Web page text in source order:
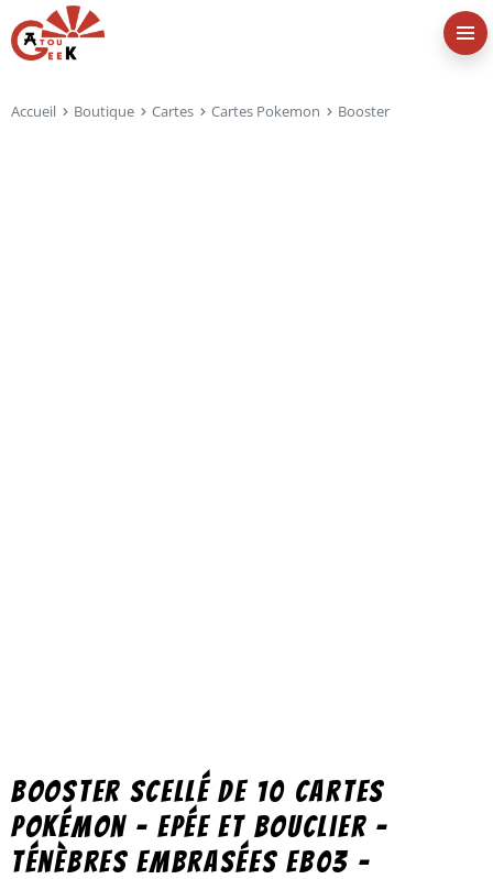
Accueil Boutique Cartes Cartes Pokemon Booster
Booster scellé de 10 cartes
Pokémon – Epée et Bouclier –
Ténèbres Embrasées EB03 –